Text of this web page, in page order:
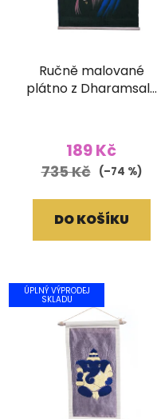
Ručně malované
plátno z Dharamsaly
189 Kč
735 Kč (–74 %)
DO KOŠÍKU
ÚPLNÝ VÝPRODEJ
SKLADU